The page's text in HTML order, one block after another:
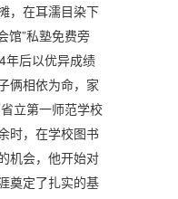
，在耳濡目染下
馆”私塾免费旁
年后以优异成绩
俩相依为命，家
立第一师范学校
时，在学校图书
机会，他开始对
奠定了扎实的基